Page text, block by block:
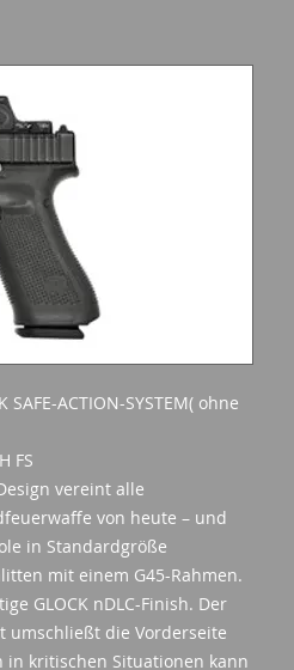
SAFE-ACTION-SYSTEM( ohne
FS
vereint alle
von heute – und
in Standardgröße
mit einem G45-Rahmen.
GLOCK nDLC-Finish. Der
umschließt die Vorderseite
in kritischen Situationen kann